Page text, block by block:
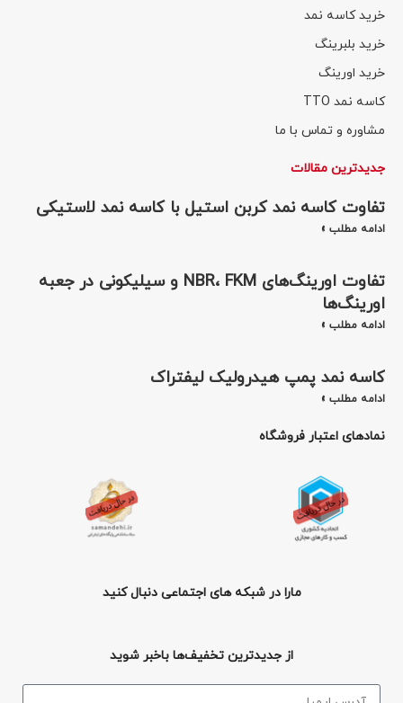
خرید کاسه نمد
خرید بلبرینگ
خرید اورینگ
کاسه نمد TTO
مشاوره و تماس با ما
جدیدترین مقالات
تفاوت کاسه نمد کربن استیل با کاسه نمد لاستیکی
ادامه مطلب »
تفاوت اورینگ‌های NBR، FKM و سیلیکونی در جعبه
اورینگ‌ها
ادامه مطلب »
کاسه نمد پمپ هیدرولیک لیفتراک
ادامه مطلب »
نمادهای اعتبار فروشگاه
مارا در شبکه های اجتماعی دنبال کنید
از جدیدترین تخفیف‌ها باخبر شوید